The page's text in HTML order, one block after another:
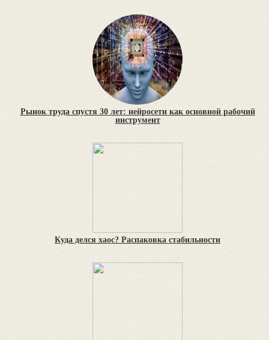
Рынок труда спустя 30 лет: нейросети как основной рабочий
инструмент
Куда делся хаос? Распаковка стабильности